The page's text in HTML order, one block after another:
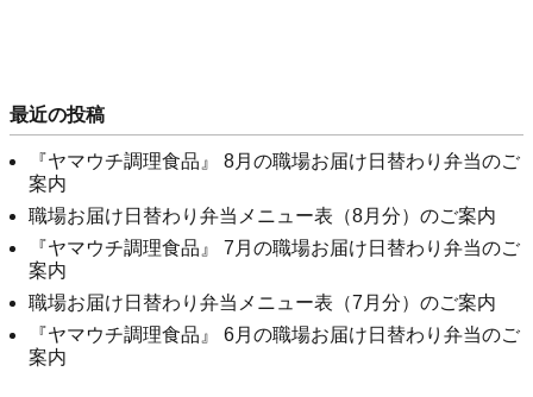
最近の投稿
『ヤマウチ調理食品』 8月の職場お届け日替わり弁当のご
案内
職場お届け日替わり弁当メニュー表（8月分）のご案内
『ヤマウチ調理食品』 7月の職場お届け日替わり弁当のご
案内
職場お届け日替わり弁当メニュー表（7月分）のご案内
『ヤマウチ調理食品』 6月の職場お届け日替わり弁当のご
案内